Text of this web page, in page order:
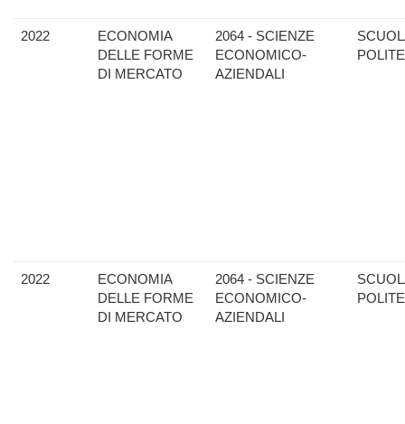
2022
ECONOMIA
DELLE FORME
DI MERCATO
2064 - SCIENZE
ECONOMICO-
AZIENDALI
2022
ECONOMIA
DELLE FORME
DI MERCATO
2064 - SCIENZE
ECONOMICO-
AZIENDALI